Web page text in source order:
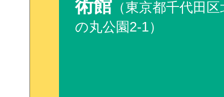
術館 （東京都千代田区
の丸公園2-1）